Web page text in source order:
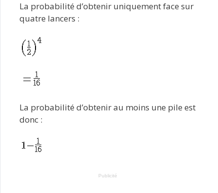
La probabilité d’obtenir uniquement face sur
quatre lancers :
La probabilité d’obtenir au moins une pile est
donc :
Publicité